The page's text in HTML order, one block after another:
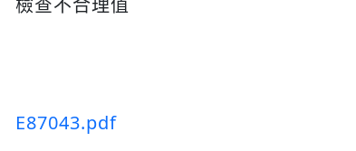
檢查不合理值
E87043.pdf